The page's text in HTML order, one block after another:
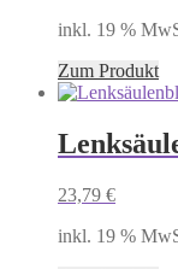
inkl. 19 %
Zum Produkt
23,79 €
inkl. 19 %